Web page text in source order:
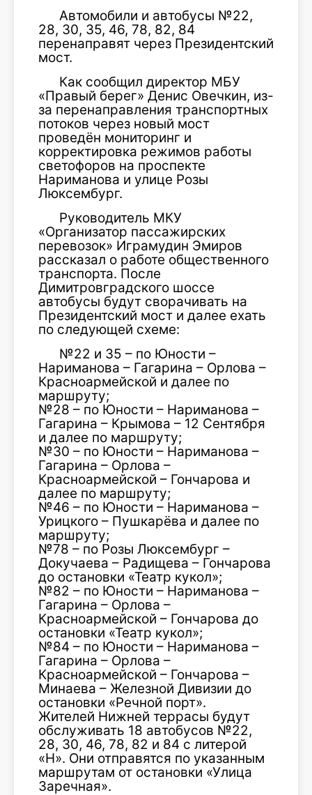
Автомобили и автобусы №22,
28, 30, 35, 46, 78, 82, 84
перенаправят через Президентский
мост.
Как сообщил директор МБУ
«Правый берег» Денис Овечкин, из-
за перенаправления транспортных
потоков через новый мост
проведён мониторинг и
корректировка режимов работы
светофоров на проспекте
Нариманова и улице Розы
Люксембург.
Руководитель МКУ
«Организатор пассажирских
перевозок» Играмудин Эмиров
рассказал о работе общественного
транспорта. После
Димитровградского шоссе
автобусы будут сворачивать на
Президентский мост и далее ехать
по следующей схеме:
№22 и 35 – по Юности –
Нариманова – Гагарина – Орлова –
Красноармейской и далее по
маршруту;
№28 – по Юности – Нариманова –
Гагарина – Крымова – 12 Сентября
и далее по маршруту;
№30 – по Юности – Нариманова –
Гагарина – Орлова –
Красноармейской – Гончарова и
далее по маршруту;
№46 – по Юности – Нариманова –
Урицкого – Пушкарёва и далее по
маршруту;
№78 – по Розы Люксембург –
Докучаева – Радищева – Гончарова
до остановки «Театр кукол»;
№82 – по Юности – Нариманова –
Гагарина – Орлова –
Красноармейской – Гончарова до
остановки «Театр кукол»;
№84 – по Юности – Нариманова –
Гагарина – Орлова –
Красноармейской – Гончарова –
Минаева – Железной Дивизии до
остановки «Речной порт».
Жителей Нижней террасы будут
обслуживать 18 автобусов №22,
28, 30, 46, 78, 82 и 84 с литерой
«Н». Они отправятся по указанным
маршрутам от остановки «Улица
Заречная».